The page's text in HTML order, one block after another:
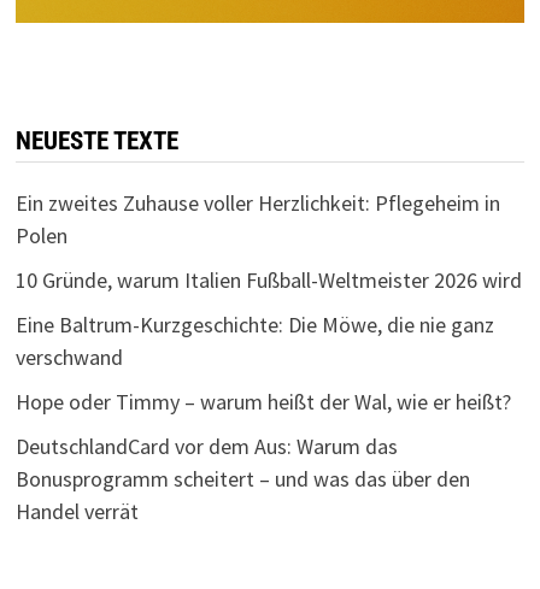
NEUESTE TEXTE
Ein zweites Zuhause voller Herzlichkeit: Pflegeheim in
Polen
10 Gründe, warum Italien Fußball-Weltmeister 2026 wird
Eine Baltrum-Kurzgeschichte: Die Möwe, die nie ganz
verschwand
Hope oder Timmy – warum heißt der Wal, wie er heißt?
DeutschlandCard vor dem Aus: Warum das
Bonusprogramm scheitert – und was das über den
Handel verrät